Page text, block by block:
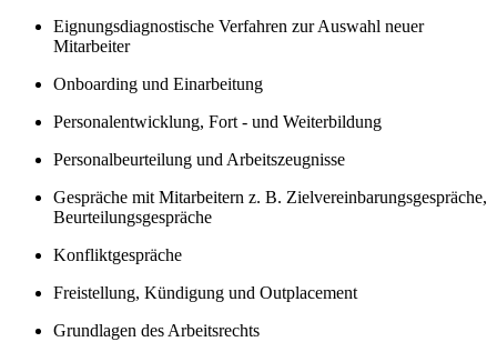
Eignungsdiagnostische Verfahren zur Auswahl neuer
Mitarbeiter
Onboarding und Einarbeitung
Personalentwicklung, Fort - und Weiterbildung
Personalbeurteilung und Arbeitszeugnisse
Gespräche mit Mitarbeitern z. B. Zielvereinbarungsgespräche,
Beurteilungsgespräche
Konfliktgespräche
Freistellung, Kündigung und Outplacement
Grundlagen des Arbeitsrechts